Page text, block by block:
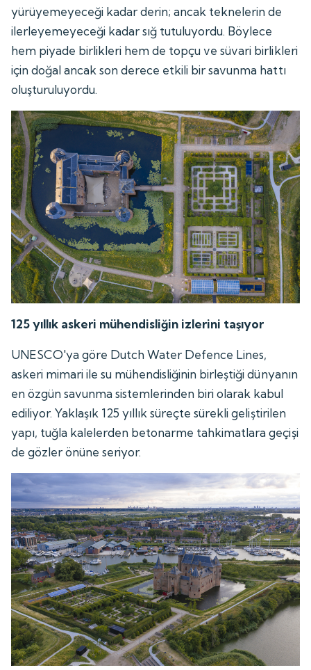
yürüyemeyeceği kadar derin; ancak teknelerin de
ilerleyemeyeceği kadar sığ tutuluyordu. Böylece
hem piyade birlikleri hem de topçu ve süvari birlikleri
için doğal ancak son derece etkili bir savunma hattı
oluşturuluyordu.
125 yıllık askeri mühendisliğin izlerini taşıyor
UNESCO'ya göre Dutch Water Defence Lines,
askeri mimari ile su mühendisliğinin birleştiği dünyanın
en özgün savunma sistemlerinden biri olarak kabul
ediliyor. Yaklaşık 125 yıllık süreçte sürekli geliştirilen
yapı, tuğla kalelerden betonarme tahkimatlara geçişi
de gözler önüne seriyor.